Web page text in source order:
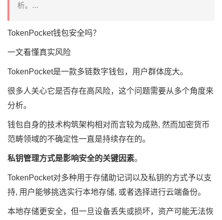
析。...
TokenPocket钱包安全吗？
一文看懂真实风险
TokenPocket是一款多链数字钱包，用户群体庞大。
很多人关心它是否存在高风险，这个问题需要从多个角度来
分析。
钱包自身的技术构筑架构相对而言较为成熟, 然而加密货币
范畴领域的不确定性一直是持续存在的。
私钥管理方式是影响安全的关键因素。
TokenPocket对多种用于存储助记词以及私钥的方式予以支
持, 用户能够挑选实行本地存储, 或者选择进行云端备份。
本地存储更安全，但一旦设备丢失或损坏，资产可能无法恢